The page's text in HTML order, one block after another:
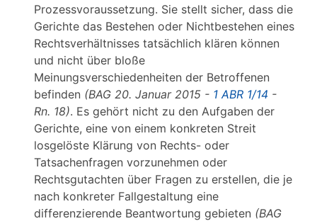
Prozessvoraussetzung. Sie stellt sicher, dass die
Gerichte das Bestehen oder Nichtbestehen eines
Rechtsverhältnisses tatsächlich klären können
und nicht über bloße
Meinungsverschiedenheiten der Betroffenen
befinden (BAG 20. Januar 2015 - 1 ABR 1/14 -
Rn. 18). Es gehört nicht zu den Aufgaben der
Gerichte, eine von einem konkreten Streit
losgelöste Klärung von Rechts- oder
Tatsachenfragen vorzunehmen oder
Rechtsgutachten über Fragen zu erstellen, die je
nach konkreter Fallgestaltung eine
differenzierende Beantwortung gebieten (BAG